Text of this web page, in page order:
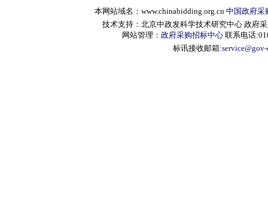
本网站域名：www.chinabidding.org.cn 中国政府采
技术支持：北京中政发科学技术研究中心 政府
网站管理： 政府采购招标中心 联系电话
标讯接收邮箱: